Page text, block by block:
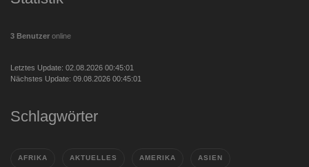
3 Benutzer online
Letztes Update: 02.08.2026 00:45:01
Nächstes Update: 09.08.2026 00:45:01
Schlagwörter
AFRIKA AKTUELLES AMERIKA ASIEN